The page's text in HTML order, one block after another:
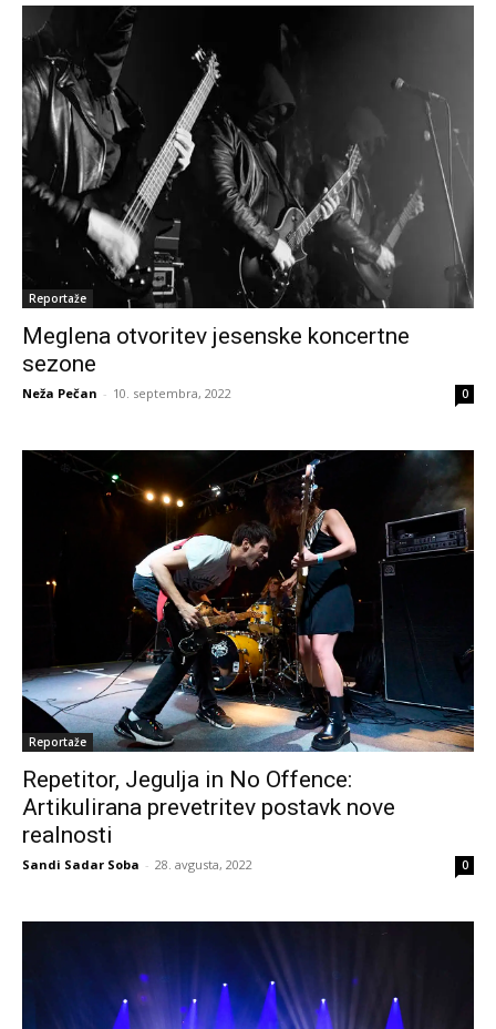
Reportaže
Meglena otvoritev jesenske koncertne
sezone
Neža Pečan - 10. septembra, 2022 0
Reportaže
Repetitor, Jegulja in No Offence:
Artikulirana prevetritev postavk nove
realnosti
Sandi Sadar Soba - 28. avgusta, 2022 0